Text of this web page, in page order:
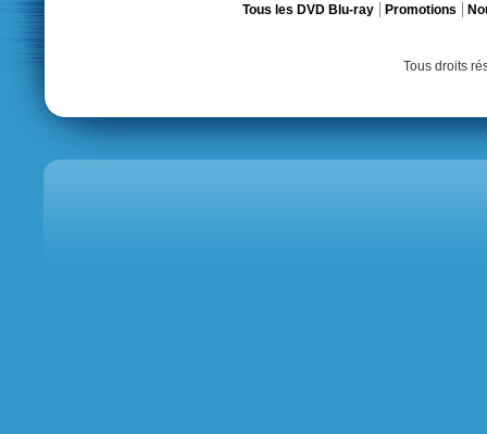
Tous les DVD Blu-ray Promotions
Tous droits